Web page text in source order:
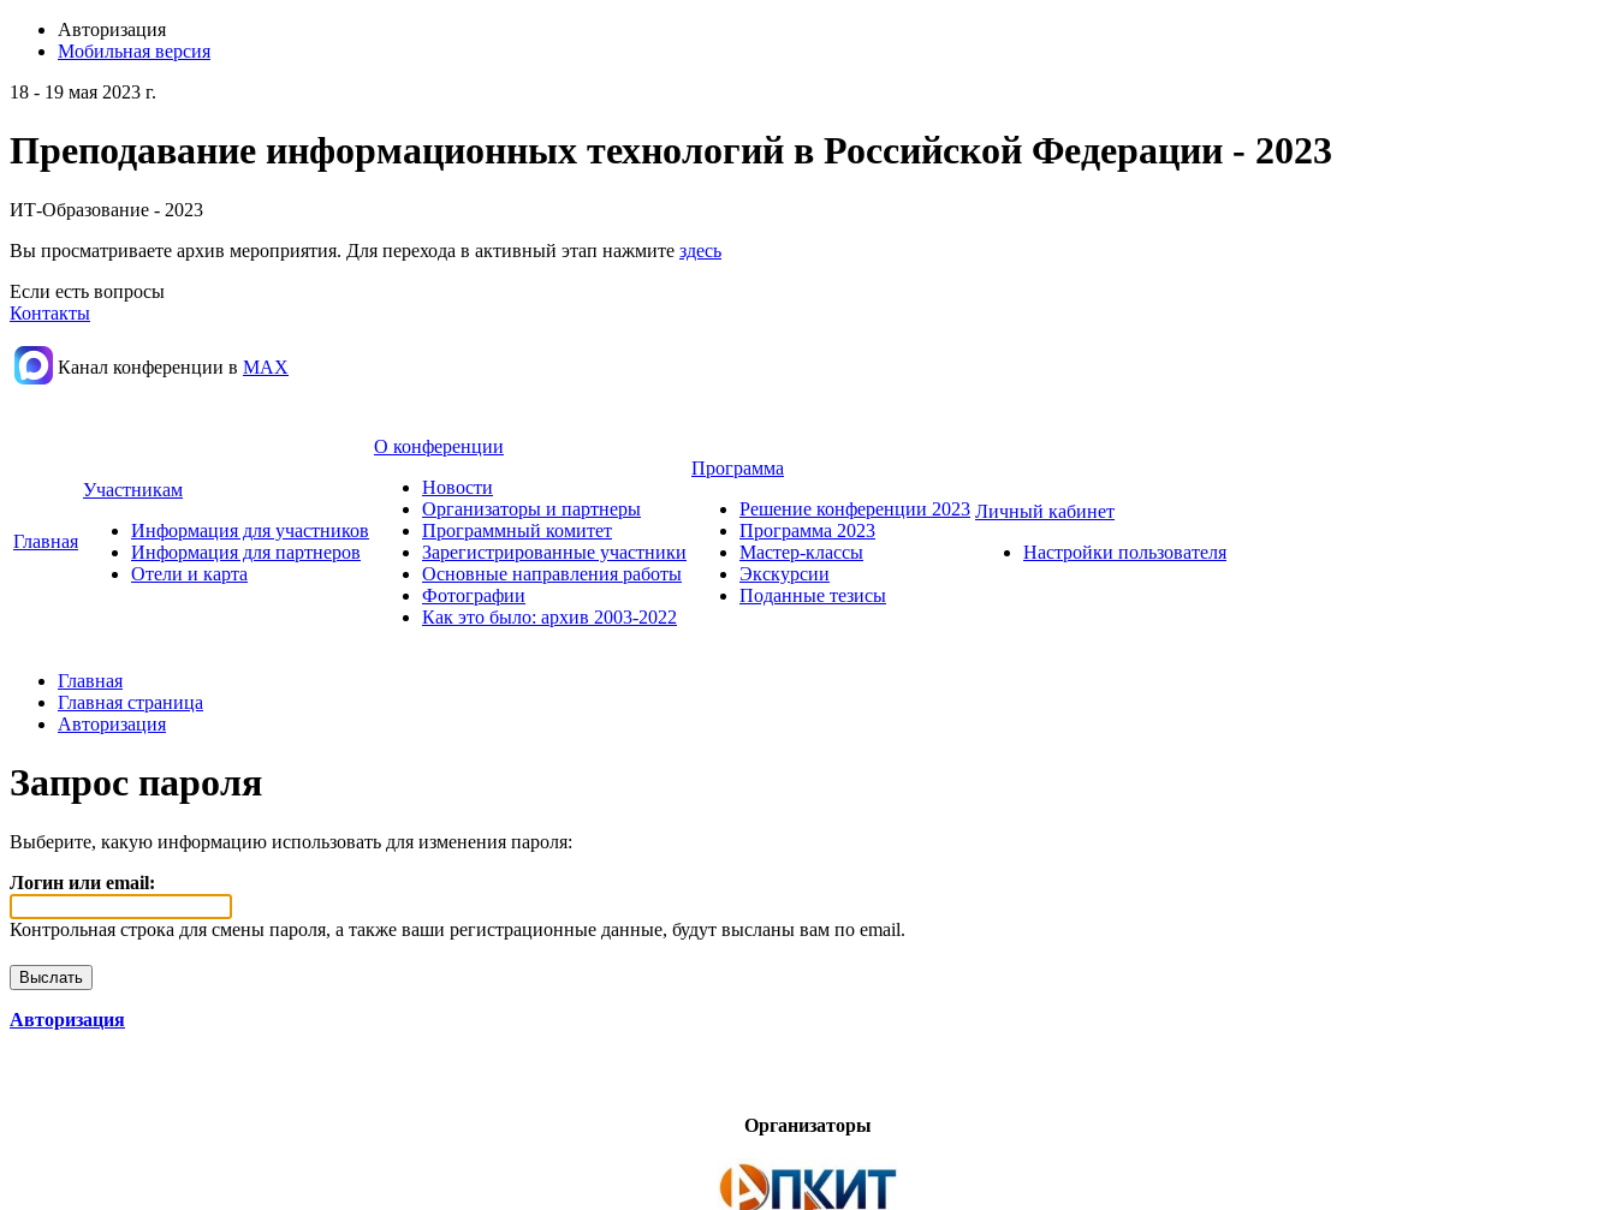
Авторизация
Мобильная версия
18 - 19 мая 2023 г.
Преподавание информационных технологий в Российской Федерации - 2023
ИТ-Образование - 2023
Вы просматриваете архив мероприятия. Для перехода в активный этап нажмите здесь
Если есть вопросы
Контакты
Канал конференции в МАХ
Главная
Участникам
Информация для участников
Информация для партнеров
Отели и карта
О конференции
Новости
Организаторы и партнеры
Программный комитет
Зарегистрированные участники
Основные направления работы
Фотографии
Как это было: архив 2003-2022
Программа
Решение конференции 2023
Программа 2023
Мастер-классы
Экскурсии
Поданные тезисы
Личный кабинет
Настройки пользователя
Главная
Главная страница
Авторизация
Запрос пароля
Выберите, какую информацию использовать для изменения пароля:
Логин или email:
Контрольная строка для смены пароля, а также ваши регистрационные данные, будут высланы вам по email.
Авторизация
Организаторы